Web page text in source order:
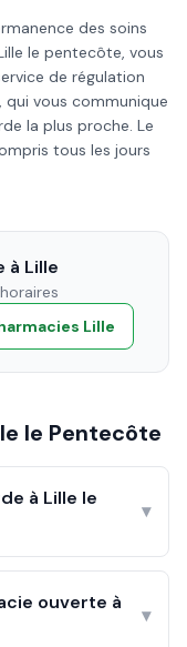
des soins
le pentecôte, vous
de régulation
vous communique
la plus proche. Le
tous les jours
à Lille
Lille
le Pentecôte
à Lille le
▾
ouverte à
▾